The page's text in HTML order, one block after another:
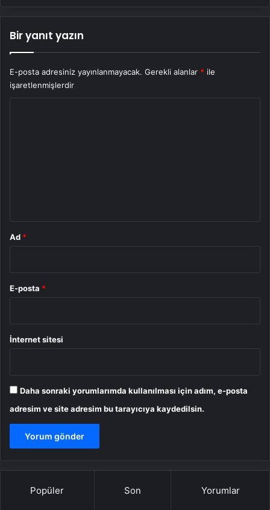
Bir yanıt yazın
E-posta adresiniz yayınlanmayacak. Gerekli alanlar * ile
işaretlenmişlerdir
Ad *
E-posta *
İnternet sitesi
Daha sonraki yorumlarımda kullanılması için adım, e-posta
adresim ve site adresim bu tarayıcıya kaydedilsin.
Popüler Son Yorumlar